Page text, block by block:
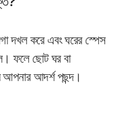
দখল করে এবং ঘরের স্পেস
ফলে ছোট ঘর বা
আপনার আদর্শ পছন্দ।